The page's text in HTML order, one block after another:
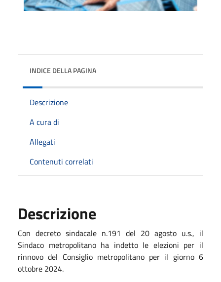
INDICE DELLA PAGINA
Descrizione
A cura di
Allegati
Contenuti correlati
Descrizione
Con decreto sindacale n.191 del 20 agosto u.s., il
Sindaco metropolitano ha indetto le elezioni per il
rinnovo del Consiglio metropolitano per il giorno 6
ottobre 2024.